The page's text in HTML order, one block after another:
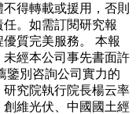
得轉載或援用，否則
。如需訂閱研究報
質完美服務。 本報
經本公司事先書面許
鑒別咨詢公司實力的
究院執行院長楊云率
維光伏、中國國土經